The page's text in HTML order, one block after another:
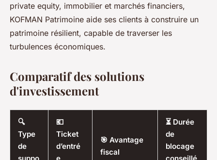
private equity, immobilier et marchés financiers,
KOFMAN Patrimoine aide ses clients à construire un
patrimoine résilient, capable de traverser les
turbulences économiques.
Comparatif des solutions
d'investissement
🔍
Type
de
suppo
💶
Ticket
d’entré
e
🎯 Avantage
fiscal
⏳ Durée
de
blocage
conseillé